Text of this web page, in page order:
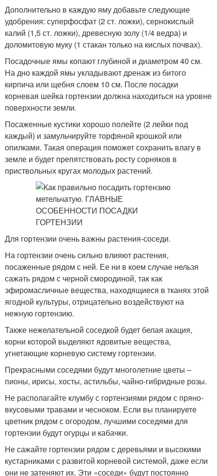
Дополнительно в каждую яму добавьте следующие
удобрения: суперфосфат (2 ст. ложки), сернокислый
калий (1,5 ст. ложки), древесную золу (1/4 ведра) и
доломитовую муку (1 стакан только на кислых почвах).
Посадочные ямы копают глубиной и диаметром 40 см.
На дно каждой ямы укладывают дренаж из битого
кирпича или щебня слоем 10 см. После посадки
корневая шейка гортензии должна находиться на уровне
поверхности земли.
Посаженные кустики хорошо полейте (2 лейки под
каждый) и замульчируйте торфяной крошкой или
опилками. Такая операция поможет сохранить влагу в
земле и будет препятствовать росту сорняков в
приствольных кругах молодых растений.
Для гортензии очень важны растения-соседи.
На гортензии очень сильно влияют растения,
посаженные рядом с ней. Ее ни в коем случае нельзя
сажать рядом с черной смородиной, так как
эфиромасличные вещества, находящиеся в тканях этой
ягодной культуры, отрицательно воздействуют на
нежную гортензию.
Также нежелательной соседкой будет белая акация,
корни которой выделяют ядовитые вещества,
угнетающие корневую систему гортензии.
Прекрасными соседями будут многолетние цветы –
пионы, ирисы, хосты, астильбы, чайно-гибридные розы.
Не располагайте клумбу с гортензиями рядом с пряно-
вкусовыми травами и чесноком. Если вы планируете
цветник рядом с огородом, лучшими соседями для
гортензии будут огурцы и кабачки.
Не сажайте гортензии рядом с деревьями и высокими
кустарниками с развитой корневой системой, даже если
они не затеняют их. Эти «соседи» будут постоянно